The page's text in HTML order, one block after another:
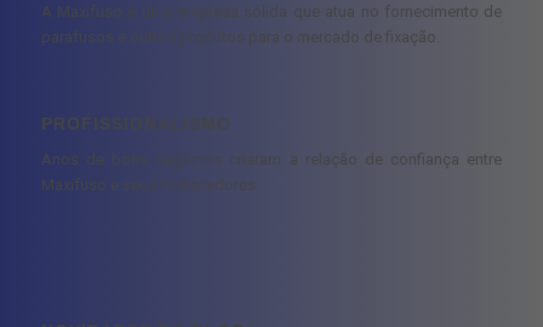
A Maxifuso é uma empresa sólida que atua no fornecimento de
parafusos e outros produtos para o mercado de fixação.
PROFISSIONALISMO
Anos de bons negócios criaram a relação de confiança entre
Maxifuso e seus fornecedores.